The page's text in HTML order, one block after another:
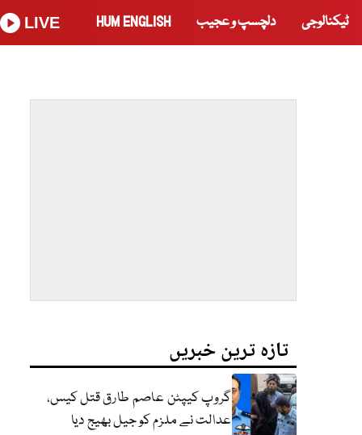
ٹیکنالوجی دلچسپ و عجیب HUM ENGLISH
LIVE
تازہ ترین خبریں
گروپ کیپٹن عاصم طارق قتل کیس،
عدالت نے ملزم کو جیل بھیج دیا